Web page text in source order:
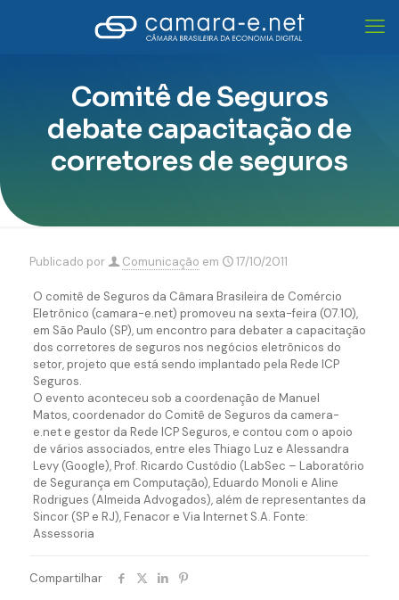
Comitê de Seguros
debate capacitação de
corretores de seguros
Publicado por Comunicação em 17/10/2011
O comitê de Seguros da Câmara Brasileira de Comércio
Eletrônico (camara-e.net) promoveu na sexta-feira (07.10),
em São Paulo (SP), um encontro para debater a capacitação
dos corretores de seguros nos negócios eletrônicos do
setor, projeto que está sendo implantado pela Rede ICP
Seguros.
O evento aconteceu sob a coordenação de Manuel
Matos, coordenador do Comitê de Seguros da camera-
e.net e gestor da Rede ICP Seguros, e contou com o apoio
de vários associados, entre eles Thiago Luz e Alessandra
Levy (Google), Prof. Ricardo Custódio (LabSec – Laboratório
de Segurança em Computação), Eduardo Monoli e Aline
Rodrigues (Almeida Advogados), além de representantes da
Sincor (SP e RJ), Fenacor e Via Internet S.A. Fonte:
Assessoria
Compartilhar